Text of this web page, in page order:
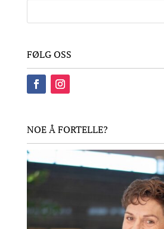
FØLG OSS
NOE Å FORTELLE?